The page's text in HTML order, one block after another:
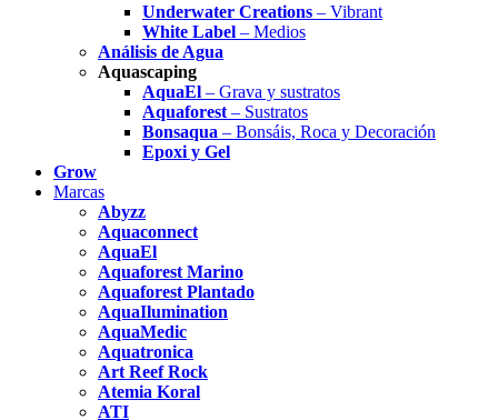
Underwater Creations – Vibrant
White Label – Medios
Análisis de Agua
Aquascaping
AquaEl – Grava y sustratos
Aquaforest – Sustratos
Bonsaqua – Bonsáis, Roca y Decoración
Epoxi y Gel
Grow
Marcas
Abyzz
Aquaconnect
AquaEl
Aquaforest Marino
Aquaforest Plantado
AquaIlumination
AquaMedic
Aquatronica
Art Reef Rock
Atemia Koral
ATI